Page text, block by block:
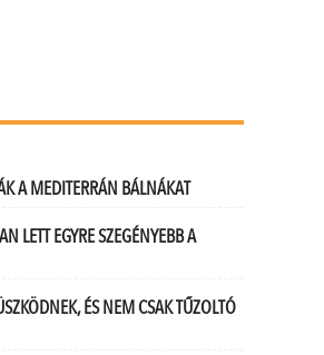
A MEDITERRÁN BÁLNÁKAT
LETT EGYRE SZEGÉNYEBB A
ÉS NEM CSAK TŰZOLTÓ